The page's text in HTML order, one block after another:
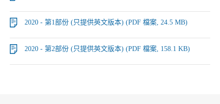
2020 - 第1部份 (只提供英文版本) (PDF 檔案, 24.5 MB)
2020 - 第2部份 (只提供英文版本) (PDF 檔案, 158.1 KB)